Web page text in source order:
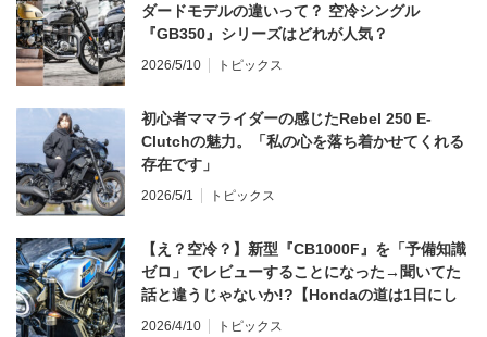
ダードモデルの違いって？ 空冷シングル
『GB350』シリーズはどれが人気？
2026/5/10 トピックス
初心者ママライダーの感じたRebel 250 E-
Clutchの魅力。「私の心を落ち着かせてくれる
存在です」
2026/5/1 トピックス
【え？空冷？】新型『CB1000F』を「予備知識
ゼロ」でレビューすることになった→聞いてた
話と違うじゃないか!?【Hondaの道は1日にし
てならず／CB1000F ①第一印象 編】
2026/4/10 トピックス